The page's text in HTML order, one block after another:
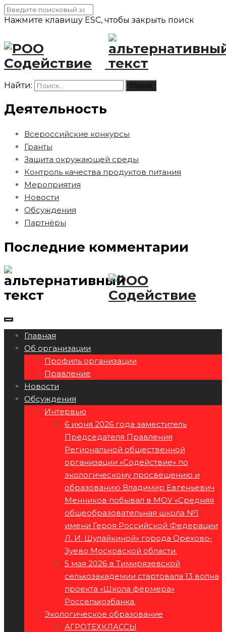
Нажмите клавишу ESC, чтобы закрыть поиск
Найти:
Деятельность
Всероссийские конкурсы
Гранты
Защита окружающей среды
Контроль качества продуктов питания
Мероприятия
Новости
Обсуждения
Партнёры
Последние комментарии
Главная
Об организации
Профиль организации
Правление
Новости
Обсуждения
Интервью
6 июня 2026 года заместитель
Председателя Правления
Региональной общественной
организации «Содействие» по
экологическому просвещению и
образованию Владимир Евгеньевич
Менников побывал в МОУ «Средняя
общеобразовательная школа №1
имени Героя Российской Федерации
Л. И. Шулайкиной» города Орехово-
Зуево Московской области.
5 мая 2026 в Тимирязевской
сельхозакадемии стартовала 13 волна
проекта «Школа фермера»
Россельхозбанка.
Экологическое образование
АГРОТЕХКЛАССЫ